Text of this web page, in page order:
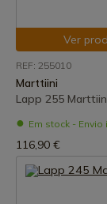
Ver
REF: 255010
Marttiini
Lapp 255
Em stock -
116,90 €